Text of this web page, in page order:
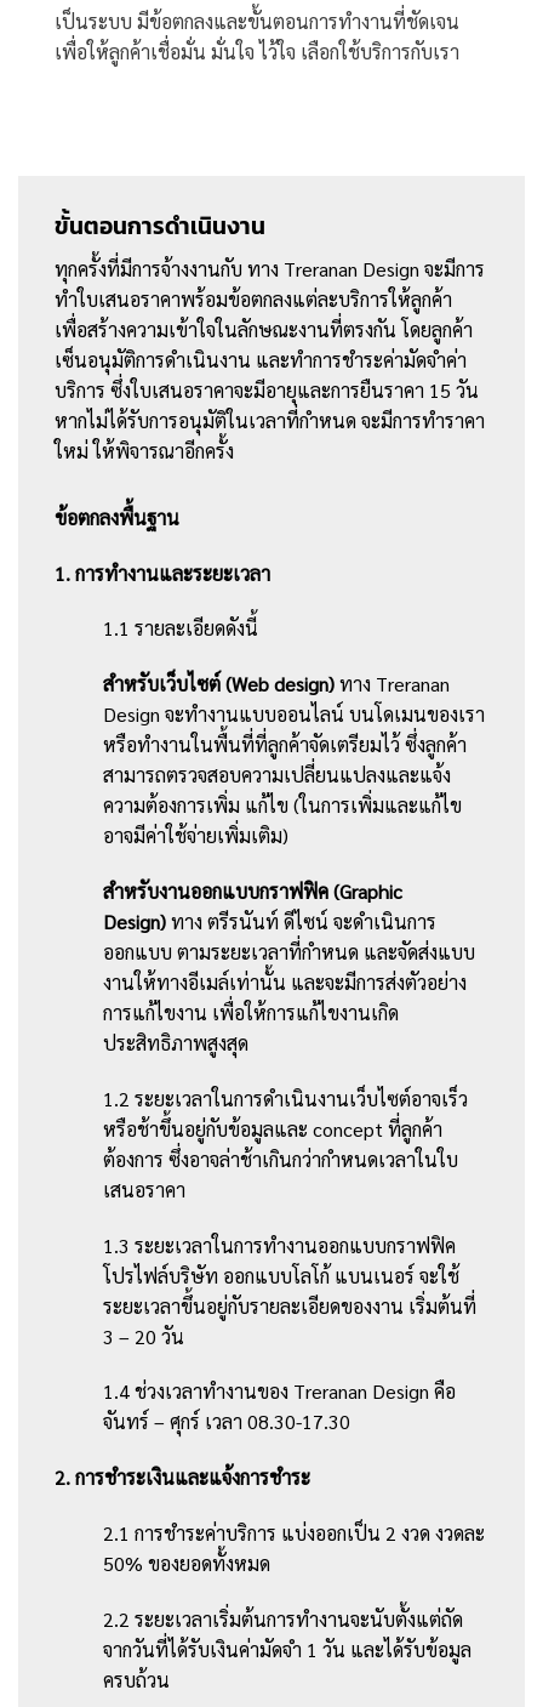
เป็นระบบ มีข้อตกลงและขั้นตอนการทำงานที่ชัดเจน
เพื่อให้ลูกค้าเชื่อมั่น มั่นใจ ไว้ใจ เลือกใช้บริการกับเรา
ขั้นตอนการดำเนินงาน
ทุกครั้งที่มีการจ้างงานกับ ทาง Treranan Design จะมีการ
ทำใบเสนอราคาพร้อมข้อตกลงแต่ละบริการให้ลูกค้า
เพื่อสร้างความเข้าใจในลักษณะงานที่ตรงกัน โดยลูกค้า
เซ็นอนุมัติการดำเนินงาน และทำการชำระค่ามัดจำค่า
บริการ ซึ่งใบเสนอราคาจะมีอายุและการยืนราคา 15 วัน
หากไม่ได้รับการอนุมัติในเวลาที่กำหนด จะมีการทำราคา
ใหม่ ให้พิจารณาอีกครั้ง
ข้อตกลงพื้นฐาน
1. การทำงานและระยะเวลา
1.1 รายละเอียดดังนี้
สำหรับเว็บไซต์ (Web design)ทาง Treranan
Design จะทำงานแบบออนไลน์ บนโดเมนของเรา
หรือทำงานในพื้นที่ที่ลูกค้าจัดเตรียมไว้ ซึ่งลูกค้า
สามารถตรวจสอบความเปลี่ยนแปลงและแจ้ง
ความต้องการเพิ่ม แก้ไข (ในการเพิ่มและแก้ไข
อาจมีค่าใช้จ่ายเพิ่มเติม)
สำหรับงานออกแบบกราฟฟิค (Graphic
Design)ทาง ตรีรนันท์ ดีไซน์ จะดำเนินการ
ออกแบบ ตามระยะเวลาที่กำหนด และจัดส่งแบบ
งานให้ทางอีเมล์เท่านั้น และจะมีการส่งตัวอย่าง
การแก้ไขงาน เพื่อให้การแก้ไขงานเกิด
ประสิทธิภาพสูงสุด
1.2 ระยะเวลาในการดำเนินงานเว็บไซต์อาจเร็ว
หรือช้าขึ้นอยู่กับข้อมูลและ concept ที่ลูกค้า
ต้องการ ซึ่งอาจล่าช้าเกินกว่ากำหนดเวลาในใบ
เสนอราคา
1.3 ระยะเวลาในการทำงานออกแบบกราฟฟิค
โปรไฟล์บริษัท ออกแบบโลโก้ แบนเนอร์ จะใช้
ระยะเวลาขึ้นอยู่กับรายละเอียดของงาน เริ่มต้นที่
3 – 20 วัน
1.4 ช่วงเวลาทำงานของ Treranan Design คือ
จันทร์ – ศุกร์ เวลา 08.30-17.30
2. การชำระเงินและแจ้งการชำระ
2.1 การชำระค่าบริการ แบ่งออกเป็น 2 งวด งวดละ
50% ของยอดทั้งหมด
2.2 ระยะเวลาเริ่มต้นการทำงานจะนับตั้งแต่ถัด
จากวันที่ได้รับเงินค่ามัดจำ 1 วัน และได้รับข้อมูล
ครบถ้วน